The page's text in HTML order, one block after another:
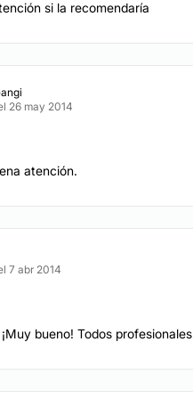
Crédito/Débito
si la recomendaría
26 may 2014
atención.
7 abr 2014
bueno! Todos profesionales